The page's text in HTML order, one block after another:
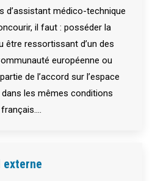
d’assistant médico-technique
il faut : posséder la
être ressortissant d’un des
européenne ou
de l’accord sur l’espace
les mêmes conditions